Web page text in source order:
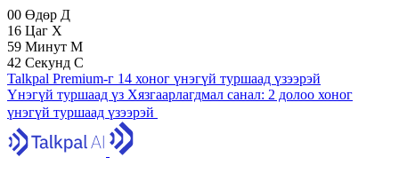
00 Өдөр Д
16 Цаг Х
59 Минут М
41 Секунд С
Talkpal Premium-г 14 хоног үнэгүй туршаад үзээрэй
Үнэгүй туршаад үз Хязгаарлагдмал санал: 2 долоо хоног
үнэгүй туршаад үзээрэй